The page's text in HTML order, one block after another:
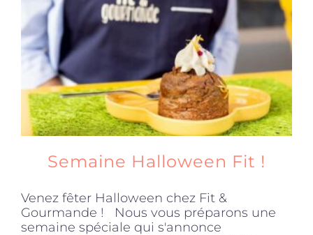
Produits sains
Click and collect
Traiteur
Accessoires
Semaine Halloween Fit !
Venez fêter Halloween chez Fit &
Gourmande ! Nous vous préparons une
semaine spéciale qui s'annonce